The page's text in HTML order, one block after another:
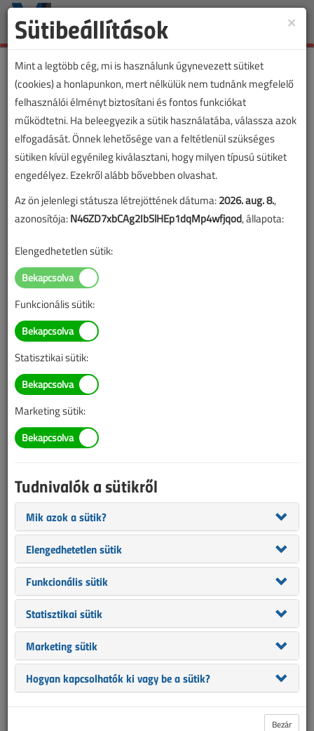
Toggle
Lapszám:
Falon kívüli kábelvezetési
megoldások a Legrandtól
2025/4. lapszám|
A szakemberek beltéri falon kívüli kábelvezetési megoldásként a
kábelcsatornát választják elsősorban praktikussága és egyszerű
szerelhetősége miatt. Ebben az esetben nincs szükség a falban
vésésre, festésre, a kábelcsatornák ragasztószalag vagy csavarok
×
Sütibeállítások
Mint a legtöbb cég, mi is használunk úgynevezett sütiket
(cookies) a honlapunkon, mert nélkülük nem tudnánk megfelelő
felhasználói élményt biztosítani és fontos funkciókat
működtetni. Ha beleegyezik a sütik használatába, válassza azok
elfogadását. Önnek lehetősége van a feltétlenül szükséges
sütiken kívül egyénileg kiválasztani, hogy milyen típusú sütiket
engedélyez. Ezekről alább bővebben olvashat.
Az ön jelenlegi státusza létrejöttének dátuma:2026. aug. 8.,
azonosítója:N46ZD7xbCAg2IbSlHEp1dqMp4wfjqod, állapota:
Elengedhetetlen sütik:
Funkcionális sütik:
Statisztikai sütik:
Marketing sütik:
Tudnivalók a sütikről
Mik azok a sütik?
Elengedhetetlen sütik
Funkcionális sütik
Statisztikai sütik
Marketing sütik
Hogyan kapcsolhatók ki vagy be a sütik?
Bezár